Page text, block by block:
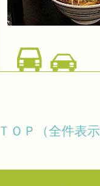
ＴＯＰ（全件表